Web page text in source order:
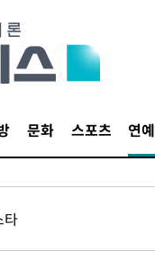
문화 스포츠 연예
타